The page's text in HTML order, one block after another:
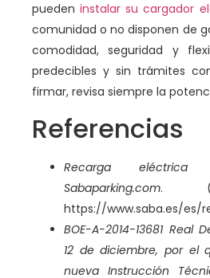
puedeninstalar su cargador
comunidad o no disponen de
comodidad, seguridad y
predecibles y sin trámites
firmar, revisa siempre la
Referencias
Recarga
Sabaparking.com.
https://www.saba.es/es/
BOE-A-2014-13681 Real
12 de diciembre, por el
nueva Instrucción